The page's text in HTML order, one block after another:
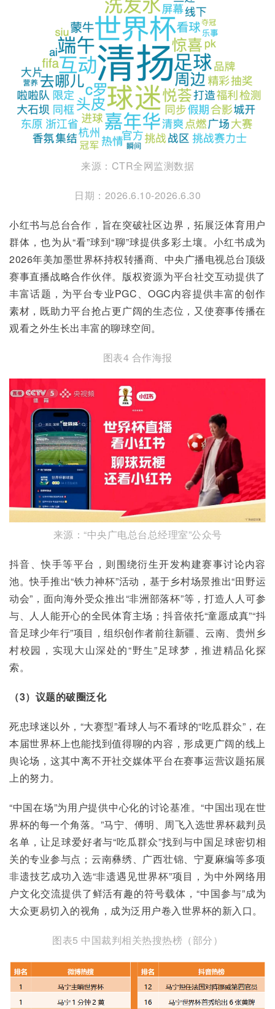
来源：CTR全网监测数据
日期：2026.6.10-2026.6.30
小红书与总台合作，旨在突破社区边界，拓展泛体育用户
群体，也为从“看”球到“聊”球提供多彩土壤。小红书成为
2026年美加墨世界杯持权转播商、中央广播电视总台顶级
赛事直播战略合作伙伴。版权资源为平台社交互动提供了
丰富话题，为平台专业PGC、OGC内容提供丰富的创作
素材，既助力平台抢占更广阔的生态位，又使赛事传播在
观看之外生长出丰富的聊球空间。
图表4 合作海报
来源：“中央广电总台总经理室”公众号
抖音、快手等平台，则围绕衍生开发构建赛事讨论内容
池。快手推出“铁力神杯”活动，基于乡村场景推出“田野运
动会”，面向海外受众推出“非洲部落杯”等，打造人人可参
与、人人能开心的全民体育主场；抖音依托“童愿成真”“抖
音足球少年行”项目，组织创作者前往新疆、云南、贵州乡
村校园，实现大山深处的“野生”足球梦，推进精品化探
索。
（3）议题的破圈泛化
死忠球迷以外，“大赛型”看球人与不看球的“吃瓜群众”，在
本届世界杯上也能找到值得聊的内容，形成更广阔的线上
舆论场，这其中离不开社交媒体平台在赛事运营议题拓展
上的努力。
“中国在场”为用户提供中心化的讨论基准。“中国出现在世
界杯的每一个角落。”马宁、傅明、周飞入选世界杯裁判员
名单，让足球爱好者与“吃瓜群众”找到与中国足球密切相
关的专业参与点；云南彝绣、广西壮锦、宁夏麻编等多项
非遗技艺成功入选“非遗遇见世界杯”项目，为中外网络用
户文化交流提供了鲜活有趣的符号载体，“中国参与”成为
大众更易切入的视角，成为泛用户卷入世界杯的新入口。
图表5 中国裁判相关热搜热榜（部分）